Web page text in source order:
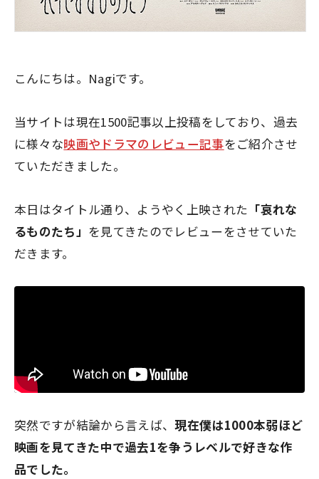
こんにちは。Nagiです。
当サイトは現在1500記事以上投稿をしており、過去
に様々な映画やドラマのレビュー記事をご紹介させ
ていただきました。
本日はタイトル通り、ようやく上映された 「哀れな
るものたち」 を見てきたのでレビューをさせていた
だきます。
突然ですが結論から言えば、現在僕は1000本弱ほど
映画を見てきた中で過去1を争うレベルで好きな作
品でした。